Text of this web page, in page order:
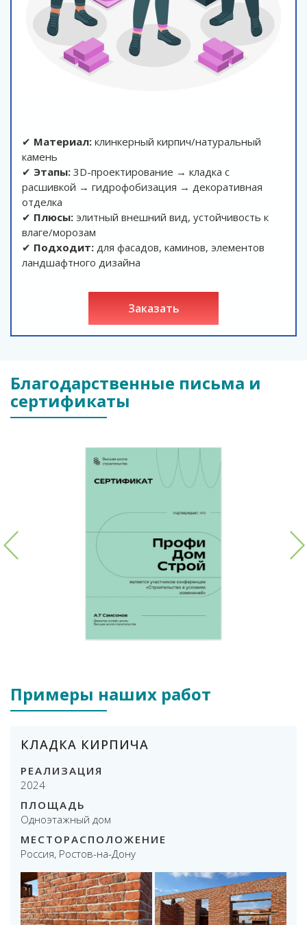
✔ Материал: клинкерный кирпич/натуральный
камень
✔ Этапы: 3D-проектирование → кладка с
расшивкой → гидрофобизация → декоративная
отделка
✔ Плюсы: элитный внешний вид, устойчивость к
влаге/морозам
✔ Подходит: для фасадов, каминов, элементов
ландшафтного дизайна
заказать
Благодарственные письма и
сертификаты
Примеры наших работ
КЛАДКА КИРПИЧА
РЕАЛИЗАЦИЯ
2024
ПЛОЩАДЬ
Одноэтажный дом
МЕСТОРАСПОЛОЖЕНИЕ
Россия, Ростов-на-Дону